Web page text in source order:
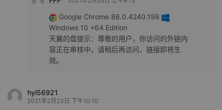
Google Chrome 86.0.4240.198
Windows 10 x64 Edition
天翼的盘提示：尊敬的用户，你访问的外链内
容正在审核中，请稍后再访问，链接即将生
效。
hyl56921
2021年2月23日 下午10:10